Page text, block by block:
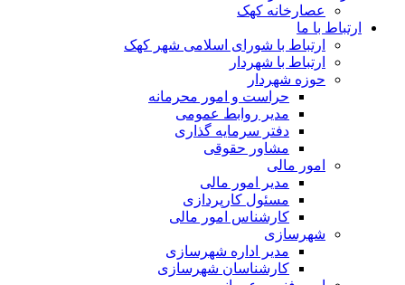
عصارخانه کهک
ارتباط با ما
ارتباط با شورای اسلامی شهر کهک
ارتباط با شهردار
حوزه شهردار
حراست و امور محرمانه
مدیر روابط عمومی
دفتر سرمایه گذاری
مشاور حقوقی
امور مالی
مدیر امور مالی
مسئول کارپردازی
کارشناس امور مالی
شهرسازی
مدیر اداره شهرسازی
کارشناسان شهرسازی